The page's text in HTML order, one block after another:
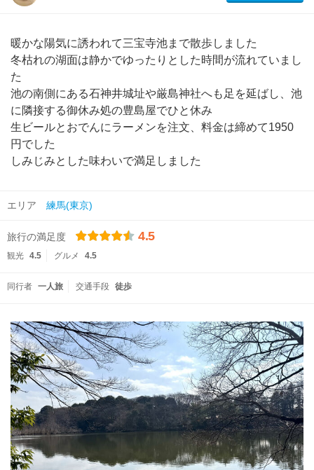
暖かな陽気に誘われて三宝寺池まで散歩しました
冬枯れの湖面は静かでゆったりとした時間が流れていまし
た
池の南側にある石神井城址や厳島神社へも足を延ばし、池
に隣接する御休み処の豊島屋でひと休み
生ビールとおでんにラーメンを注文、料金は締めて1950
円でした
しみじみとした味わいで満足しました
エリア 練馬(東京)
旅行の満足度 4.5
観光 4.5 グルメ 4.5
同行者 一人旅 交通手段 徒歩